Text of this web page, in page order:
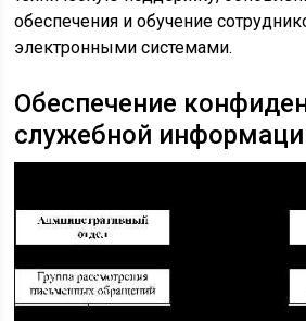
обеспечения и обучение
электронными системами.
Обеспечение
служебной